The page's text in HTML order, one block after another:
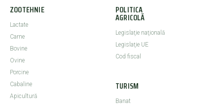
ZOOTEHNIE
Lactate
Carne
Bovine
Ovine
Porcine
Cabaline
Apicultură
POLITICA
AGRICOLĂ
Legislaţie naţională
Legislaţie UE
Cod fiscal
TURISM
Banat